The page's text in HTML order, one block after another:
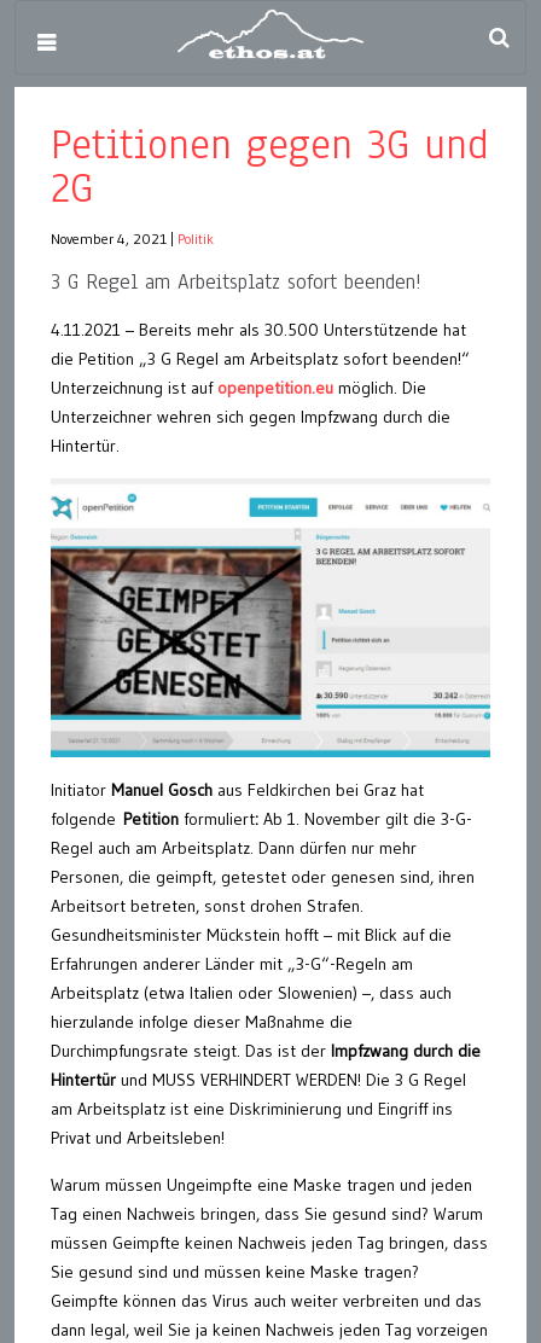
Petitionen gegen 3G und
2G
November 4, 2021 Politik
3 G Regel am Arbeitsplatz sofort beenden!
4.11.2021 – Bereits mehr als 30.500 Unterstützende hat
die Petition „3 G Regel am Arbeitsplatz sofort beenden!“
Unterzeichnung ist auf openpetition.eu möglich. Die
Unterzeichner wehren sich gegen Impfzwang durch die
Hintertür.
Initiator Manuel Gosch aus Feldkirchen bei Graz hat
folgende Petition formuliert: Ab 1. November gilt die 3-G-
Regel auch am Arbeitsplatz. Dann dürfen nur mehr
Personen, die geimpft, getestet oder genesen sind, ihren
Arbeitsort betreten, sonst drohen Strafen.
Gesundheitsminister Mückstein hofft – mit Blick auf die
Erfahrungen anderer Länder mit „3-G“-Regeln am
Arbeitsplatz (etwa Italien oder Slowenien) –, dass auch
hierzulande infolge dieser Maßnahme die
Durchimpfungsrate steigt. Das ist der Impfzwang durch die
Hintertür und MUSS VERHINDERT WERDEN! Die 3 G Regel
am Arbeitsplatz ist eine Diskriminierung und Eingriff ins
Privat und Arbeitsleben!
Warum müssen Ungeimpfte eine Maske tragen und jeden
Tag einen Nachweis bringen, dass Sie gesund sind? Warum
müssen Geimpfte keinen Nachweis jeden Tag bringen, dass
Sie gesund sind und müssen keine Maske tragen?
Geimpfte können das Virus auch weiter verbreiten und das
dann legal, weil Sie ja keinen Nachweis jeden Tag vorzeigen